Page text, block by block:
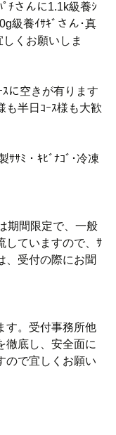
ﾁさんに1.1k級養ｼ
級養ｲｻｷﾞさん･真
くお願いしま
ｽに空きが有ります
も半日ｺｰｽ様も大歓
ｻｻﾐ・ｷﾋﾞﾅｺﾞ･冷凍
期間限定で、一般
していますので、ｻ
、受付の際にお聞
す。受付事務所他
徹底し、安全面に
ので宜しくお願い